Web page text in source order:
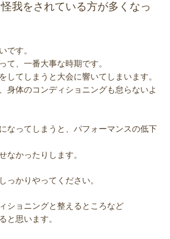
我をされている方が多くなっ
です。
て、一番大事な時期です。
してしまうと大会に響いてしまいます。
身体のコンディショニングも怠らないよ
なってしまうと、パフォーマンスの低下
なかったりします。
っかりやってください。
ショニングと整えるところなど
と思います。